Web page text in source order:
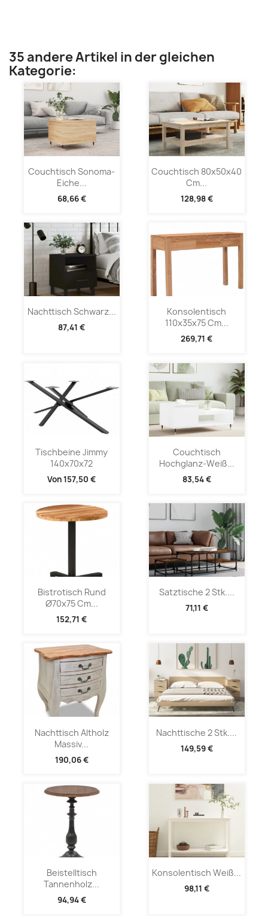
35 andere Artikel in der gleichen
Kategorie:
Couchtisch Sonoma-
Eiche...
68,66 €
Couchtisch 80x50x40
Cm...
128,98 €
Nachttisch Schwarz...
87,41 €
Konsolentisch
110x35x75 Cm...
269,71 €
Tischbeine Jimmy
140x70x72
Von157,50 €
Couchtisch
Hochglanz-Weiß...
83,54 €
Bistrotisch Rund
Ø70x75 Cm...
152,71 €
Satztische 2 Stk....
71,11 €
Nachttisch Altholz
Massiv...
190,06 €
Nachttische 2 Stk....
149,59 €
Beistelltisch
Tannenholz...
94,94 €
Konsolentisch Weiß...
98,11 €